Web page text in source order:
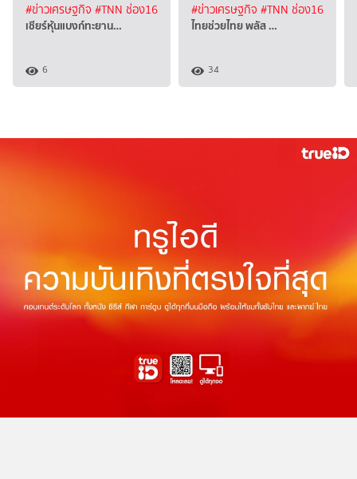
#ข่าวเศรษฐกิจ #TNN ช่อง16
เชียร์หุ้นแบงก์ทะยาน…
6
#ข่าวเศรษฐกิจ #TNN ช่อง16
ไทยช่วยไทย พลัส …
34